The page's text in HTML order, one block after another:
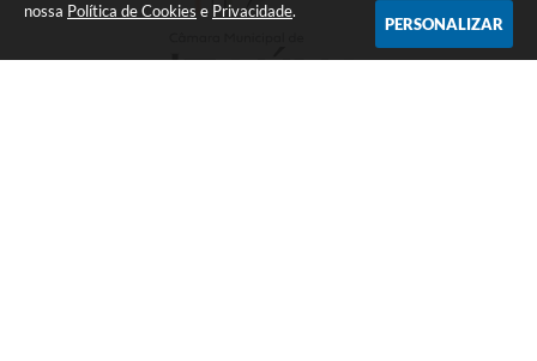
nossa Política de Cookies e Privacidade.
PERSONALIZAR